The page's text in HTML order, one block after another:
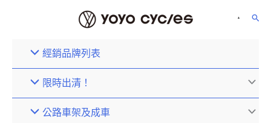
經銷品牌列表
限時出清！
公路車架及成車